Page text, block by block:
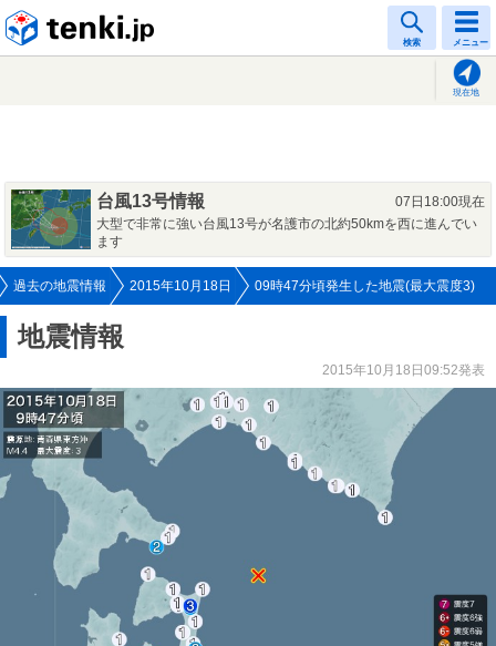
検索 メニュー
現在地
台風13号情報
07日18:00現在
大型で非常に強い台風13号が名護市の北約50kmを西に進んでい
ます
過去の地震情報 2015年10月18日 09時47分頃発生した地震(最大震度3)
地震情報
2015年10月18日09:52発表